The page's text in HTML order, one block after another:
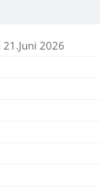
2026